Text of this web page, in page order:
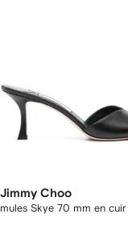
Jimmy Choo
mules Skye 70 mm en cuir